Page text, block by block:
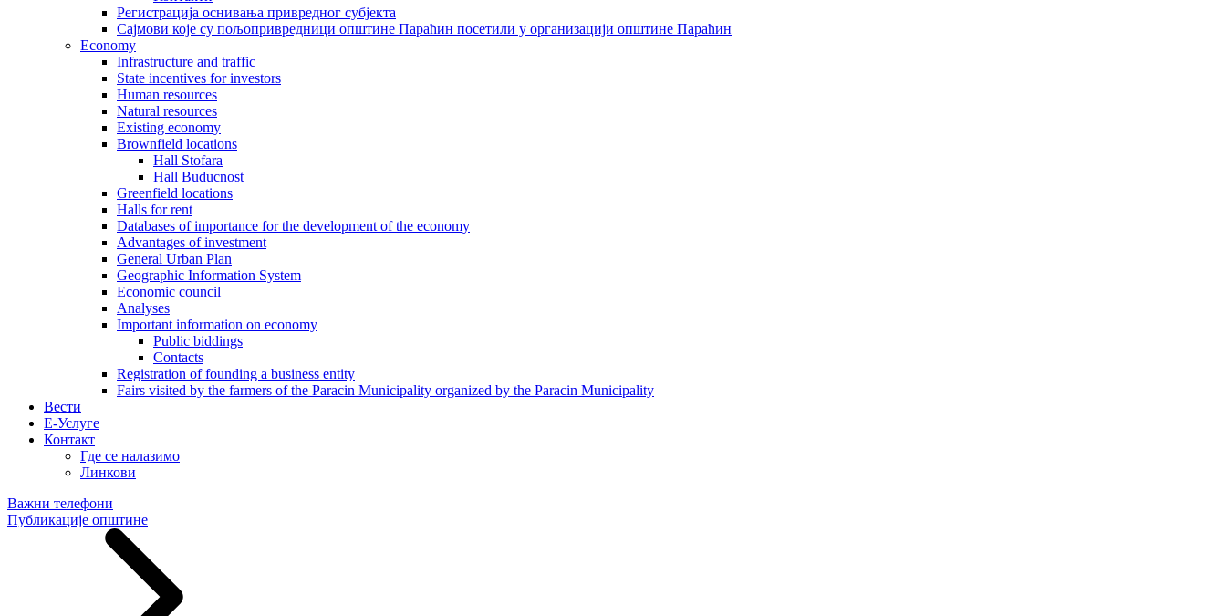
Регистрација оснивања привредног субјекта
Сајмови које су пољопривредници општине Параћин посетили у организацији општине Параћин
Economy
Infrastructure and traffic
State incentives for investors
Human resources
Natural resources
Existing economy
Brownfield locations
Hall Stofara
Hall Buducnost
Greenfield locations
Halls for rent
Databases of importance for the development of the economy
Advantages of investment
General Urban Plan
Geographic Information System
Еconomic council
Analyses
Important information on economy
Public biddings
Contacts
Registration of founding a business entity
Fairs visited by the farmers of the Paracin Municipality organized by the Paracin Municipality
Вести
E-Услуге
Контакт
Где се налазимо
Линкови
Важни телефони
Публикације општине